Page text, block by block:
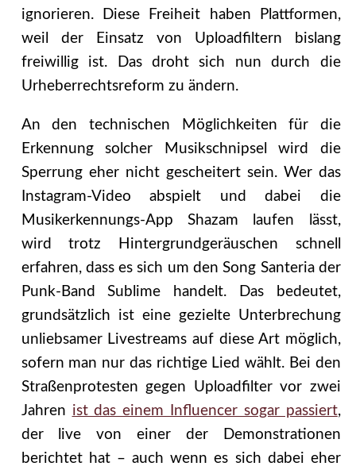
ignorieren. Diese Freiheit haben Plattformen,
weil der Einsatz von Uploadfiltern bislang
freiwillig ist. Das droht sich nun durch die
Urheberrechtsreform zu ändern.
An den technischen Möglichkeiten für die
Erkennung solcher Musikschnipsel wird die
Sperrung eher nicht gescheitert sein. Wer das
Instagram-Video abspielt und dabei die
Musikerkennungs-App Shazam laufen lässt,
wird trotz Hintergrundgeräuschen schnell
erfahren, dass es sich um den Song Santeria der
Punk-Band Sublime handelt. Das bedeutet,
grundsätzlich ist eine gezielte Unterbrechung
unliebsamer Livestreams auf diese Art möglich,
sofern man nur das richtige Lied wählt. Bei den
Straßenprotesten gegen Uploadfilter vor zwei
Jahren ist das einem Influencer sogar passiert,
der live von einer der Demonstrationen
berichtet hat – auch wenn es sich dabei eher